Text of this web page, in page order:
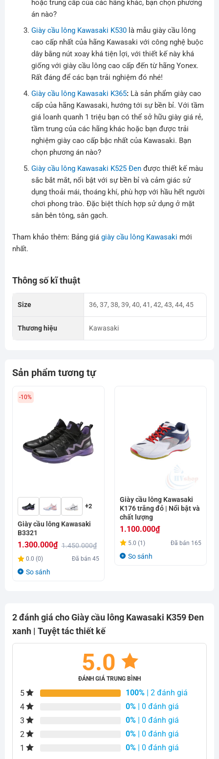
hoặc trung cấp của các hãng khác, bạn chọn phương
án nào?
Giày cầu lông Kawasaki K530 là mẫu giày cầu lông
cao cấp nhất của hãng Kawasaki với công nghệ buộc
dây bằng nút xoay khá tiện lợi, với thiết kế này khá
giống với giày cầu lông cao cấp đến từ hãng Yonex.
Rất đáng để các bạn trải nghiệm đó nhé!
Giày cầu lông Kawasaki K365: Là sản phẩm giày cao
cấp của hãng Kawasaki, hướng tới sự bền bỉ. Với tầm
giá loanh quanh 1 triệu bạn có thể sở hữu giày giá rẻ,
tầm trung của các hãng khác hoặc bạn được trải
nghiệm giày cao cấp bậc nhất của Kawasaki. Bạn
chọn phương án nào?
Giày cầu lông Kawasaki K525 Đen được thiết kế màu
sắc bắt mắt, nổi bật với sự bền bỉ và cảm giác sử
dụng thoải mái, thoáng khí, phù hợp với hầu hết người
chơi phong trào. Đặc biệt thích hợp sử dụng ở mặt
sân bên tông, sân gạch.
Tham khảo thêm: Bảng giá giày cầu lông Kawasaki mới
nhất.
Thông số kĩ thuật
Size 36, 37, 38, 39, 40, 41, 42, 43, 44, 45
Thương hiệu Kawasaki
Sản phẩm tương tự
-10%
+2
Giày cầu lông Kawasaki
B3321
1.450.000₫
Giá
gốc
1.300.000₫
Giá
hiện
0.0 (0) Đã bán45
So sánh
Giày cầu lông Kawasaki
K176 trắng đỏ | Nổi bật và
chất lượng
1.100.000₫
5.0 (1) Đã bán 165
So sánh
2 đánh giá choGiày cầu lông Kawasaki K359 Đen
xanh | Tuyệt tác thiết kế
5.0
ĐÁNH GIÁ TRUNG BÌNH
5 100% | 2 đánh giá
4
0% | 0 đánh giá
3
0% | 0 đánh giá
2
0% | 0 đánh giá
1
0% | 0 đánh giá